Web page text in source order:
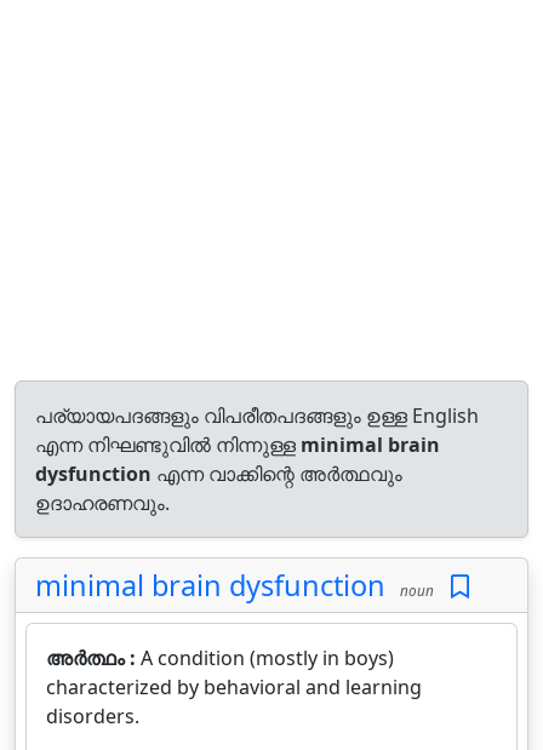
പര്യായപദങ്ങളും വിപരീതപദങ്ങളും ഉള്ള English
എന്ന നിഘണ്ടുവിൽ നിന്നുള്ള minimal brain
dysfunction എന്ന വാക്കിന്റെ അർത്ഥവും
ഉദാഹരണവും.
minimal brain dysfunction noun
അർത്ഥം : A condition (mostly in boys)
characterized by behavioral and learning
disorders.